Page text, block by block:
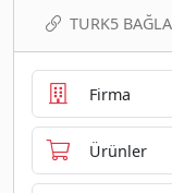
TURK5
Firma
Ürünler